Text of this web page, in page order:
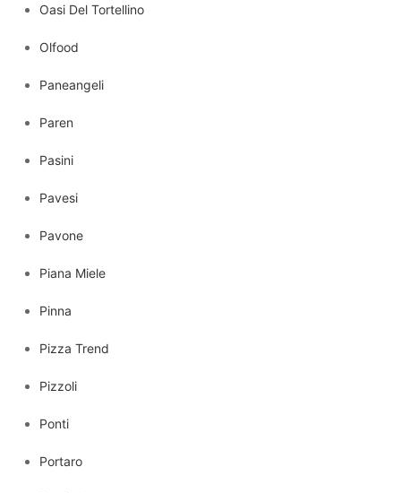
Oasi Del Tortellino
Olfood
Paneangeli
Paren
Pasini
Pavesi
Pavone
Piana Miele
Pinna
Pizza Trend
Pizzoli
Ponti
Portaro